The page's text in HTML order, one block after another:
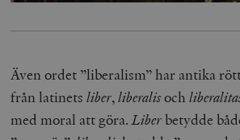
Även ordet ”liberalism” har antika
från latinetsliber,liberalisoch
med moral att göra.Liber betydde